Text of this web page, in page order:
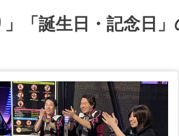
」「誕生日・記念日